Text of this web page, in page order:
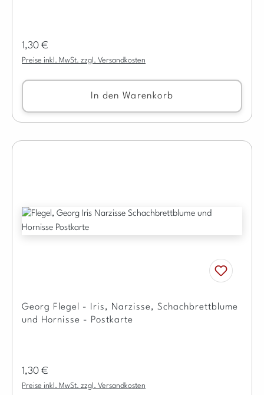
Regulärer Preis:
1,30 €
Preise inkl. MwSt. zzgl. Versandkosten
In den Warenkorb
Georg Flegel - Iris, Narzisse, Schachbrettblume
und Hornisse - Postkarte
Regulärer Preis:
1,30 €
Preise inkl. MwSt. zzgl. Versandkosten